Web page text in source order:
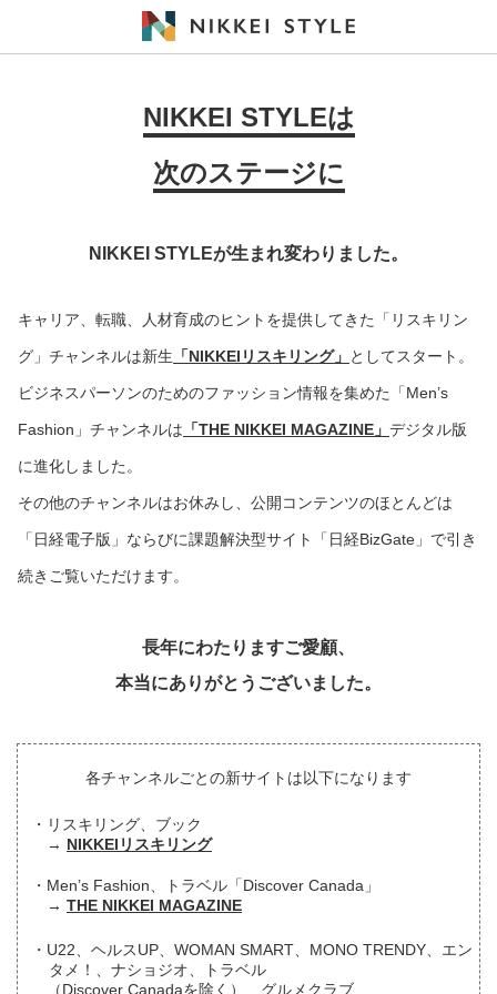
NIKKEI STYLEは
次のステージに
NIKKEI STYLEが生まれ変わりました。
キャリア、転職、人材育成のヒントを提供してきた「リスキリン
グ」チャンネルは新生 「NIKKEIリスキリング」 としてスタート。
ビジネスパーソンのためのファッション情報を集めた「Men’s
Fashion」チャンネルは 「THE NIKKEI MAGAZINE」 デジタル版
に進化しました。
その他のチャンネルはお休みし、公開コンテンツのほとんどは
「日経電子版」ならびに課題解決型サイト「日経BizGate」で引き
続きご覧いただけます。
長年にわたりますご愛顧、
本当にありがとうございました。
各チャンネルごとの新サイトは以下になります
リスキリング、ブック
NIKKEIリスキリング
Men’s Fashion、トラベル「Discover Canada」
THE NIKKEI MAGAZINE
U22、ヘルスUP、WOMAN SMART、MONO TRENDY、エン
タメ！、ナショジオ、トラベル
（Discover Canadaを除く）、グルメクラブ